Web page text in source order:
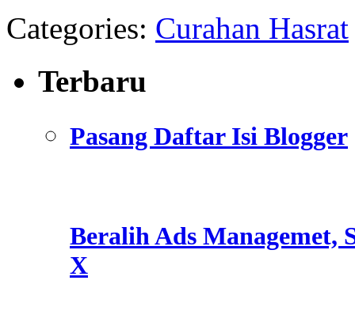
Categories: Curahan Hasrat
Terbaru
Pasang Daftar Isi Blogger
Beralih Ads Managemet,
X